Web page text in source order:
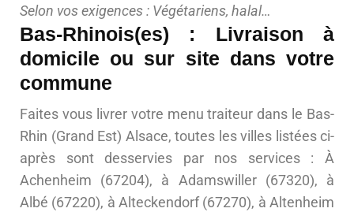
Selon vos exigences : Végétariens, halal…
Bas-Rhinois(es) : Livraison à
domicile ou sur site dans votre
commune
Faites vous livrer votre menu traiteur dans le Bas-
Rhin (Grand Est) Alsace, toutes les villes listées ci-
après sont desservies par nos services : À
Achenheim (67204), à Adamswiller (67320), à
Albé (67220), à Alteckendorf (67270), à Altenheim